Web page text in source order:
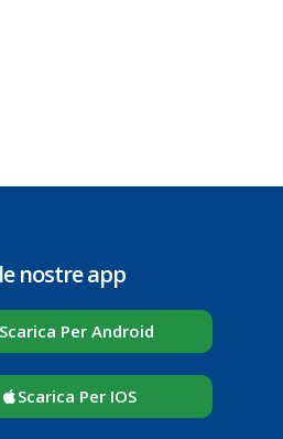
nostre app
Scarica Per Android
Scarica Per IOS